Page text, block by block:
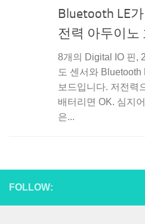
Bluetooth LE
전력 아두이노
8개의 Digital IO 핀,
도 센서와
보드입니다. 저전력
배터리면 OK. 심지
은...
FOLLOW: